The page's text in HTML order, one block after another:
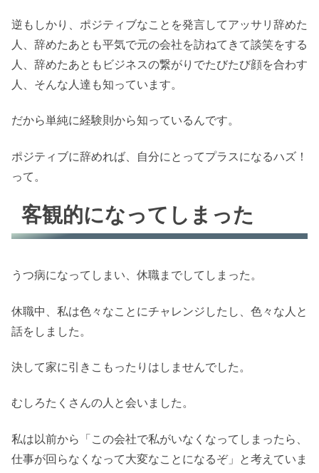
逆もしかり、ポジティブなことを発言してアッサリ辞めた
人、辞めたあとも平気で元の会社を訪ねてきて談笑をする
人、辞めたあともビジネスの繋がりでたびたび顔を合わす
人、そんな人達も知っています。
だから単純に経験則から知っているんです。
ポジティブに辞めれば、自分にとってプラスになるハズ！
って。
客観的になってしまった
うつ病になってしまい、休職までしてしまった。
休職中、私は色々なことにチャレンジしたし、色々な人と
話をしました。
決して家に引きこもったりはしませんでした。
むしろたくさんの人と会いました。
私は以前から「この会社で私がいなくなってしまったら、
仕事が回らなくなって大変なことになるぞ」と考えていま